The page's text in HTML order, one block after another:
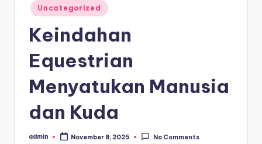
Posted
in
Uncategorized
Keindahan
Equestrian
Menyatukan Manusia
dan Kuda
Posted
admin November 8, 2025 No Comments